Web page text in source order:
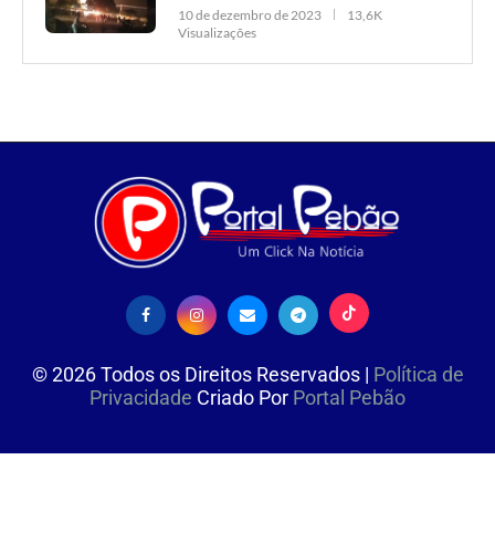
10 de dezembro de 2023
13,6K
Visualizações
©2026Todos os Direitos Reservados | Política de
Privacidade Criado Por Portal Pebão